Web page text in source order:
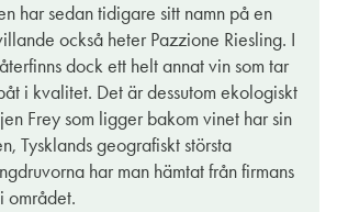
har sedan tidigare sitt namn på en
också heter Pazzione Riesling. I
dock ett helt annat vin som tar
i kvalitet. Det är dessutom ekologiskt
Frey som ligger bakom vinet har sin
Tysklands geografiskt största
har man hämtat från firmans
området.